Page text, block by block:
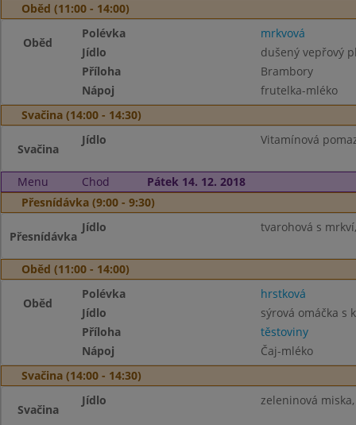
Oběd (11:00 - 14:00)
Oběd
Polévka
mrkvová
Jídlo
dušený vepřový
Příloha
Brambory
Nápoj
frutelka-mléko
Svačina (14:00 - 14:30)
Svačina
Jídlo Vitamínová
Menu Chod
Pátek 14. 12. 2018
Přesnídávka (9:00 - 9:30)
Přesnídávka
Jídlo tvarohová s
Oběd (11:00 - 14:00)
Oběd
Polévka
hrstková
Jídlo
sýrová omáčka s
Příloha
těstoviny
Nápoj
Čaj-mléko
Svačina (14:00 - 14:30)
Svačina
Jídlo zeleninová